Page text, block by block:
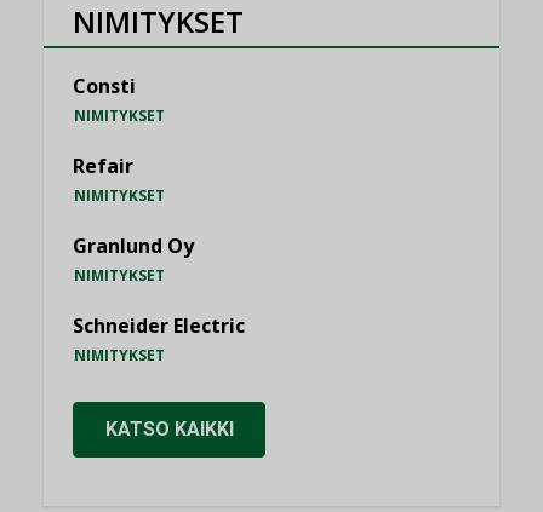
NIMITYKSET
Consti
NIMITYKSET
Refair
NIMITYKSET
Granlund Oy
NIMITYKSET
Schneider Electric
NIMITYKSET
KATSO KAIKKI